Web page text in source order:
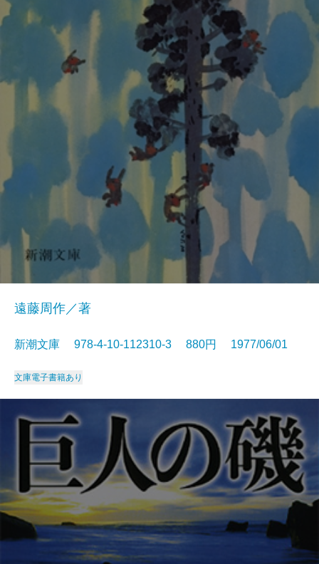
遠藤周作／著
新潮文庫 978-4-10-112310-3 880円 1977/06/01
文庫電子書籍あり